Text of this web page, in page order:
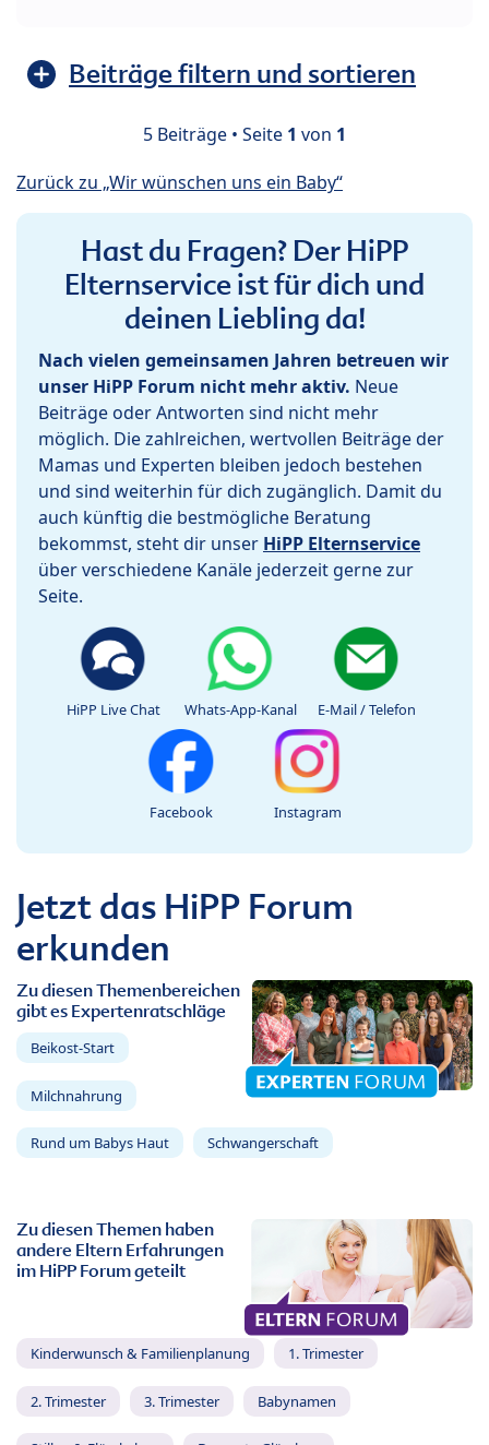
Beiträge filtern und sortieren
5 Beiträge • Seite 1 von 1
Zurück zu „Wir wünschen uns ein Baby“
Hast du Fragen? Der HiPP
Elternservice ist für dich und
deinen Liebling da!
Nach vielen gemeinsamen Jahren betreuen wir
unser HiPP Forum nicht mehr aktiv. Neue
Beiträge oder Antworten sind nicht mehr
möglich. Die zahlreichen, wertvollen Beiträge der
Mamas und Experten bleiben jedoch bestehen
und sind weiterhin für dich zugänglich. Damit du
auch künftig die bestmögliche Beratung
bekommst, steht dir unser HiPP Elternservice
über verschiedene Kanäle jederzeit gerne zur
Seite.
HiPP Live Chat Whats-App-Kanal E-Mail / Telefon
Facebook Instagram
Jetzt das HiPP Forum
erkunden
Zu diesen Themenbereichen
gibt es Expertenratschläge
Beikost-Start
Milchnahrung
Rund um Babys Haut Schwangerschaft
Zu diesen Themen haben
andere Eltern Erfahrungen
im HiPP Forum geteilt
Kinderwunsch & Familienplanung 1. Trimester
2. Trimester 3. Trimester Babynamen